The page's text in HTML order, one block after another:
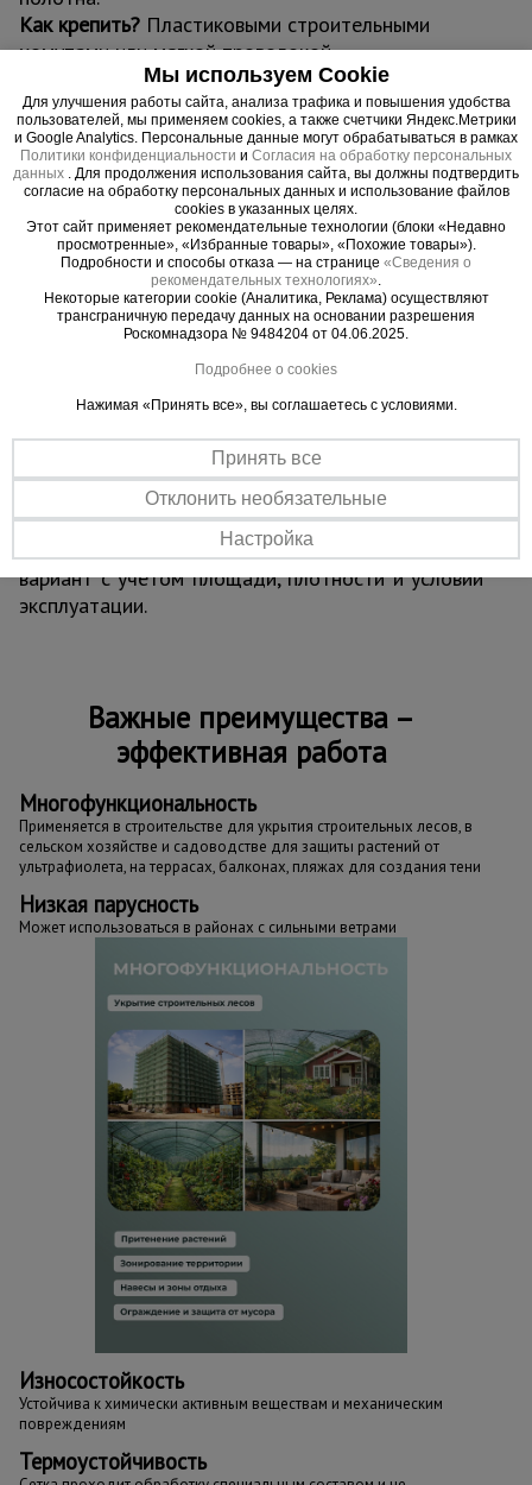
Как крепить? Пластиковыми строительными
хомутами или мягкой проволокой.
Характеристики и доступные варианты
Цвет:зелёный, тёмно-зелёный, белый,
оранжевый, голубой.
Плотность полотна:35–180 г/м².
Степень притенения:от 30% до 95%.
Размеры:ширина 2–6 м; длина 10, 20, 25, 50
и 100 м.
Подходит для задач
фасадных и строительных работ;
тепличного хозяйства и защиты растений;
дачных и садовых проектов;
оформления пляжных и рекреационных зон.
Доставка
Возможна доставка по всей России
транспортными компаниями, курьерскими
службами или в пункты выдачи маркетплейсов.
Менеджеры помогут подобрать подходящий
вариант с учётом площади, плотности и условий
эксплуатации.
Важные преимущества –
эффективная работа
Многофункциональность
Применяется в строительстве для укрытия строительных лесов, в
сельском хозяйстве и садоводстве для защиты растений от
ультрафиолета, на террасах, балконах, пляжах для создания тени
Низкая парусность
Может использоваться в районах с сильными ветрами
Износостойкость
Устойчива к химически активным веществам и механическим
повреждениям
Термоустойчивость
Мы используем Cookie
Для улучшения работы сайта, анализа трафика и повышения удобства
пользователей, мы применяем cookies, а также счетчики Яндекс.Метрики
и Google Analytics. Персональные данные могут обрабатываться в рамках
Политики конфиденциальности и Согласия на обработку персональных
данных . Для продолжения использования сайта, вы должны подтвердить
согласие на обработку персональных данных и использование файлов
cookies в указанных целях.
Этот сайт применяет рекомендательные технологии (блоки «Недавно
просмотренные», «Избранные товары», «Похожие товары»).
Подробности и способы отказа — на странице «Сведения о
рекомендательных технологиях».
Некоторые категории cookie (Аналитика, Реклама) осуществляют
трансграничную передачу данных на основании разрешения
Роскомнадзора № 9484204 от 04.06.2025.
Подробнее о cookies
Нажимая «Принять все», вы соглашаетесь с условиями.
Принять все
Отклонить необязательные
Настройка